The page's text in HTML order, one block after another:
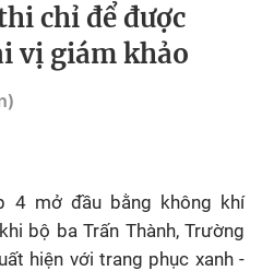
chỉ để được
vị giám khảo
4 mở đầu bằng không khí
bộ ba Trấn Thành, Trường
hiện với trang phục xanh -